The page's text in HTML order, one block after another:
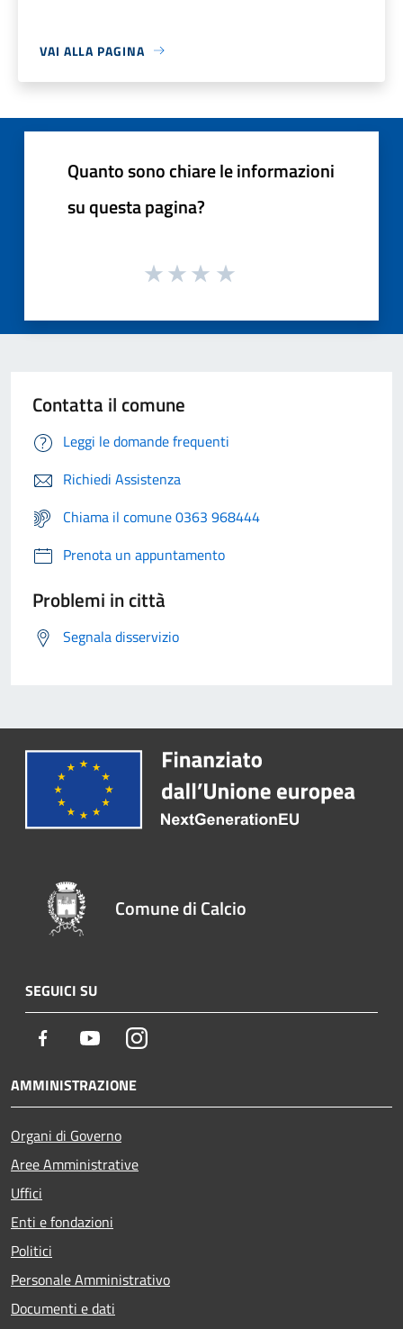
VAI ALLA PAGINA
Quanto sono chiare le informazioni
su questa pagina?
Contatta il comune
Leggi le domande frequenti
Richiedi Assistenza
Chiama il comune 0363 968444
Prenota un appuntamento
Problemi in città
Segnala disservizio
Comune di Calcio
SEGUICI SU
Facebook YoutubeInstagram
AMMINISTRAZIONE
Organi di Governo
Aree Amministrative
Uffici
Enti e fondazioni
Politici
Personale Amministrativo
Documenti e dati